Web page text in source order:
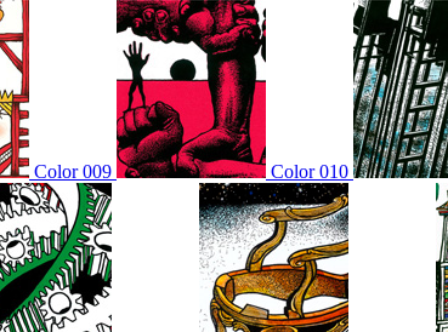
Color 009 Color 010